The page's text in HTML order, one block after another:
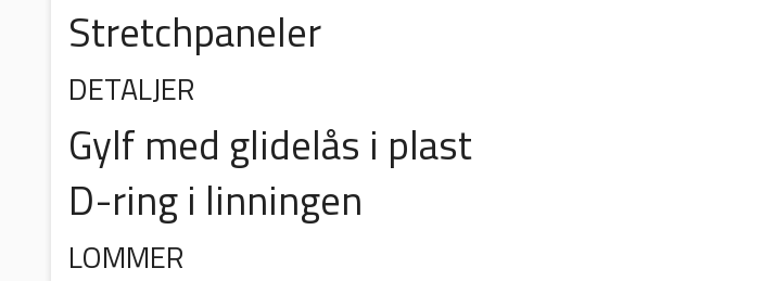
Stretchpaneler
DETALJER
Gylf med glidelås i plast
D-ring i linningen
LOMMER